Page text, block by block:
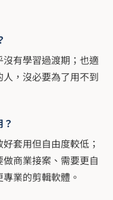
有學習過渡期；也適
，沒必要為了用不到
套用但自由度較低；
商業接案、需要更自
業的剪輯軟體。